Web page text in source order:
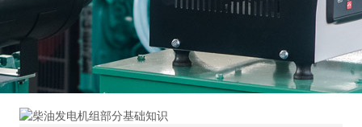
服务支持